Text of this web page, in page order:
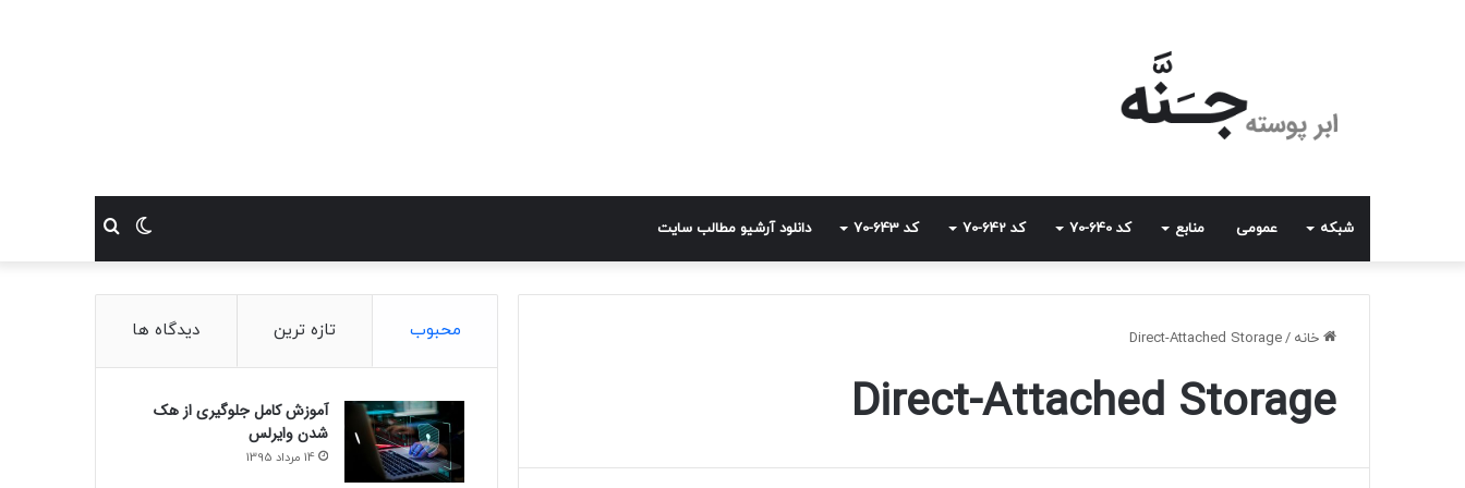
شبکه عمومی منابع کد 640-70 کد 642-70 کد 643-70 دانلود آرشیو مطالب سایت جستجو
برای
تغییر
پوسته
خانه /
Direct-Attached Storage
Direct-Attached Storage
محبوب تازه ترین دیدگاه ها
آموزش کامل جلوگیری از هک
شدن وایرلس
14 مرداد 1395